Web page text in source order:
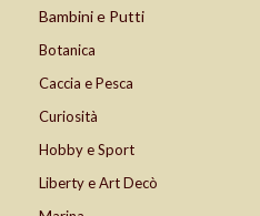
Bambini e Putti
Botanica
Caccia e Pesca
Curiosità
Hobby e Sport
Liberty e Art Decò